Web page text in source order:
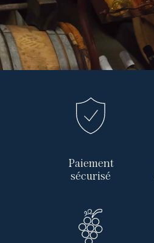
Paiement
sécurisé